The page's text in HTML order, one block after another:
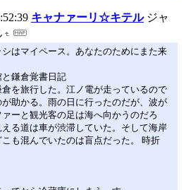
キャナァーリ☆キテル ジャ
はマイペース。あなたのためにまた来
鎌倉覚書日記
を旅行した。江ノ電が走っているので
助かる。雨の日に行ったのだが、波が
ーと観光客の足は海へ向かうのだろ
える道は車が渋滞していた。そして海岸
も混んでいたのは盲点だった。 時折